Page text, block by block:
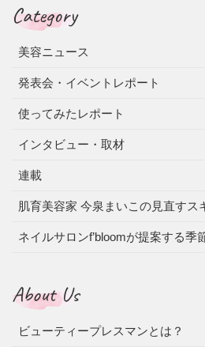
Category
美容ニュース
発表会・イベントレポート
使ってみたレポート
インタビュー・取材
連載
肌育美容家 今泉まいこの見直すス
ネイルサロンf’bloomが提案する季
About Us
ビューティープレスマンとは？